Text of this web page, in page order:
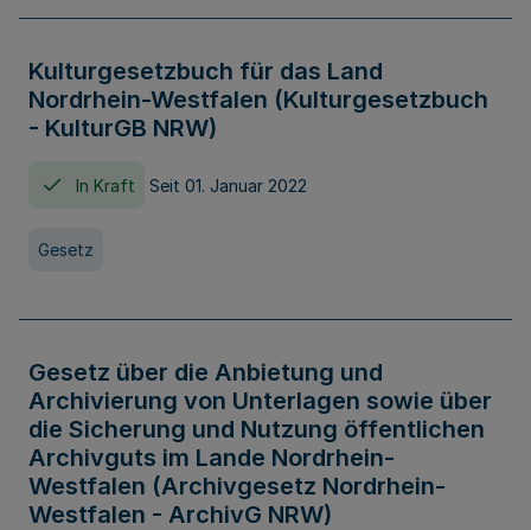
Kulturgesetzbuch für das Land
Nordrhein-Westfalen (Kulturgesetzbuch
- KulturGB NRW)
In Kraft Seit 01. Januar 2022
Gesetz
Gesetz über die Anbietung und
Archivierung von Unterlagen sowie über
die Sicherung und Nutzung öffentlichen
Archivguts im Lande Nordrhein-
Westfalen (Archivgesetz Nordrhein-
Westfalen - ArchivG NRW)